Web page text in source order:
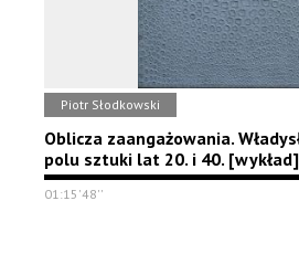
Piotr Słodkowski
Oblicza zaangażowania.
polu sztuki lat 20. i 40. [wykład]
01:15'48''